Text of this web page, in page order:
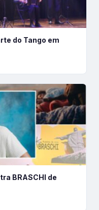
do Tango em
BRASCHI de